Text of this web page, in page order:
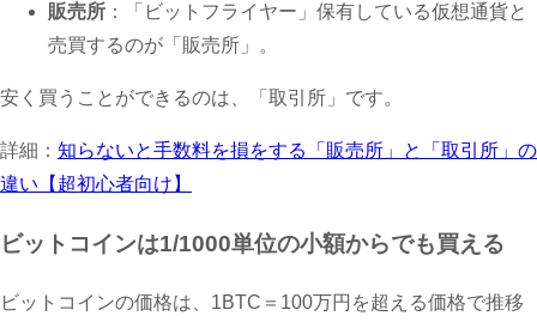
販売所 ：「ビットフライヤー」保有している仮想通貨と
売買するのが「販売所」。
安く買うことができるのは、「取引所」です。
詳細： 知らないと手数料を損をする「販売所」と「取引所」の
違い【超初心者向け】
ビットコインは1/1000単位の小額からでも買える
ビットコインの価格は、1BTC＝100万円を超える価格で推移